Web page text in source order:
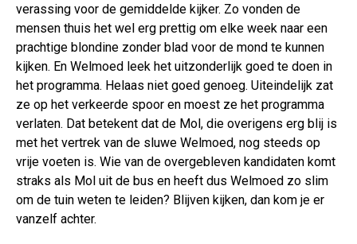
verassing voor de gemiddelde kijker. Zo vonden de
mensen thuis het wel erg prettig om elke week naar een
prachtige blondine zonder blad voor de mond te kunnen
kijken. En Welmoed leek het uitzonderlijk goed te doen in
het programma. Helaas niet goed genoeg. Uiteindelijk zat
ze op het verkeerde spoor en moest ze het programma
verlaten. Dat betekent dat de Mol, die overigens erg blij is
met het vertrek van de sluwe Welmoed, nog steeds op
vrije voeten is. Wie van de overgebleven kandidaten komt
straks als Mol uit de bus en heeft dus Welmoed zo slim
om de tuin weten te leiden? Blijven kijken, dan kom je er
vanzelf achter.